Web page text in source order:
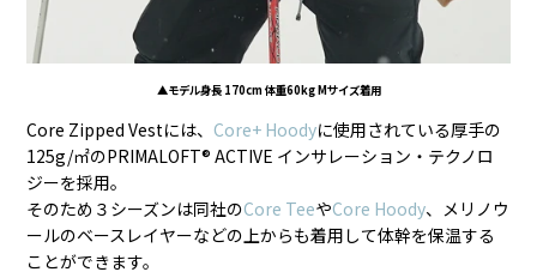
▲モデル身長 170cm 体重60kg Mサイズ着用
Core Zipped Vestには、 Core+ Hoodyに使用されている厚手の
125g/㎡のPRIMALOFT® ACTIVE インサレーション・テクノロ
ジーを採用。
そのため３シーズンは同社のCore TeeやCore Hoody、メリノウ
ールのベースレイヤーなどの上からも着用して体幹を保温する
ことができます。